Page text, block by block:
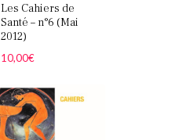
Les Cahiers de
Santé – n°6 (Mai
2012)
10,00€